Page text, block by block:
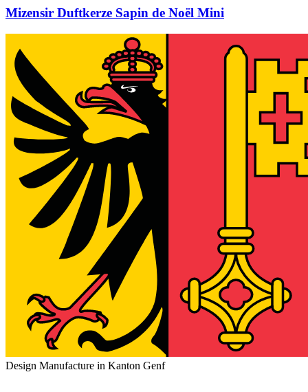
Mizensir Duftkerze Sapin de Noël Mini
Design Manufacture in Kanton Genf